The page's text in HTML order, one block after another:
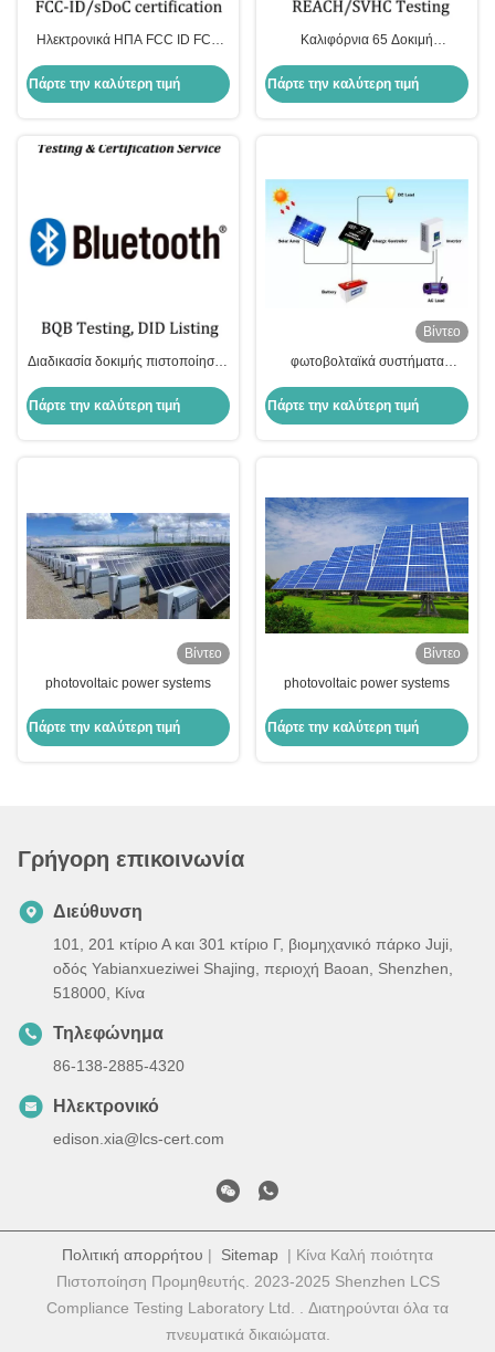
Ηλεκτρονικά ΗΠΑ FCC ID FCC
δοκιμών FCC 47 CFR Μέρος 15
Πάρτε την καλύτερη τιμή
Καλιφόρνια 65 Δοκιμή
προϊόντων REACH California
Chemical Testing Textile Testing
Πάρτε την καλύτερη τιμή
Διαδικασία δοκιμής πιστοποίησης
Πάρτε την καλύτερη τιμή
Βίντεο
φωτοβολταϊκά συστήματα
Πάρτε την καλύτερη τιμή
Βίντεο
photovoltaic power systems
Πάρτε την καλύτερη τιμή
Βίντεο
photovoltaic power systems
Πάρτε την καλύτερη τιμή
Γρήγορη επικοινωνία
Διεύθυνση
101, 201 κτίριο Α και 301 κτίριο Γ, βιομηχανικό πάρκο Juji,
οδός Yabianxueziwei Shajing, περιοχή Baoan, Shenzhen,
518000, Κίνα
Τηλεφώνημα
86-138-2885-4320
Ηλεκτρονικό
edison.xia@lcs-cert.com
Πολιτική απορρήτου | Sitemap | Κίνα Καλή ποιότητα
Πιστοποίηση Προμηθευτής. 2023-2025 Shenzhen LCS
Compliance Testing Laboratory Ltd. . Διατηρούνται όλα τα
πνευματικά δικαιώματα.